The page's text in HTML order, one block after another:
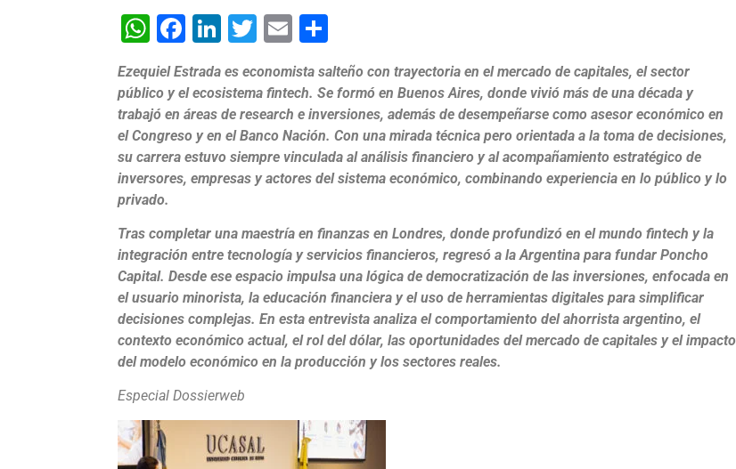
WhatsApp
Facebook
LinkedIn
Twitter
Email
Ezequiel Estrada es economista salteño con trayectoria en el mercado de capitales, el sector
público y el ecosistema fintech. Se formó en Buenos Aires, donde vivió más de una década y
trabajó en áreas de research e inversiones, además de desempeñarse como asesor económico en
el Congreso y en el Banco Nación. Con una mirada técnica pero orientada a la toma de decisiones,
su carrera estuvo siempre vinculada al análisis financiero y al acompañamiento estratégico de
inversores, empresas y actores del sistema económico, combinando experiencia en lo público y lo
privado.
Tras completar una maestría en finanzas en Londres, donde profundizó en el mundo fintech y la
integración entre tecnología y servicios financieros, regresó a la Argentina para fundar Poncho
Capital. Desde ese espacio impulsa una lógica de democratización de las inversiones, enfocada en
el usuario minorista, la educación financiera y el uso de herramientas digitales para simplificar
decisiones complejas. En esta entrevista analiza el comportamiento del ahorrista argentino, el
contexto económico actual, el rol del dólar, las oportunidades del mercado de capitales y el impacto
del modelo económico en la producción y los sectores reales.
Especial Dossierweb